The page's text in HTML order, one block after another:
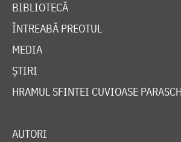
BIBLIOTECĂ
ÎNTREABĂ PREOTUL
MEDIA
ȘTIRI
HRAMUL SFINTEI CUVIOASE
AUTORI